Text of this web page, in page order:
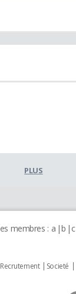
PLUS
membres : a b c
Recrutement Societé